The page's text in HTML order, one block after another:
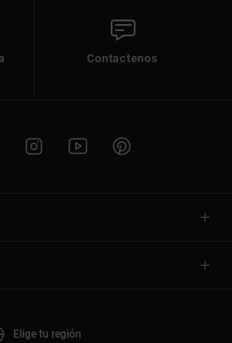
Contactenos
Elige tu región